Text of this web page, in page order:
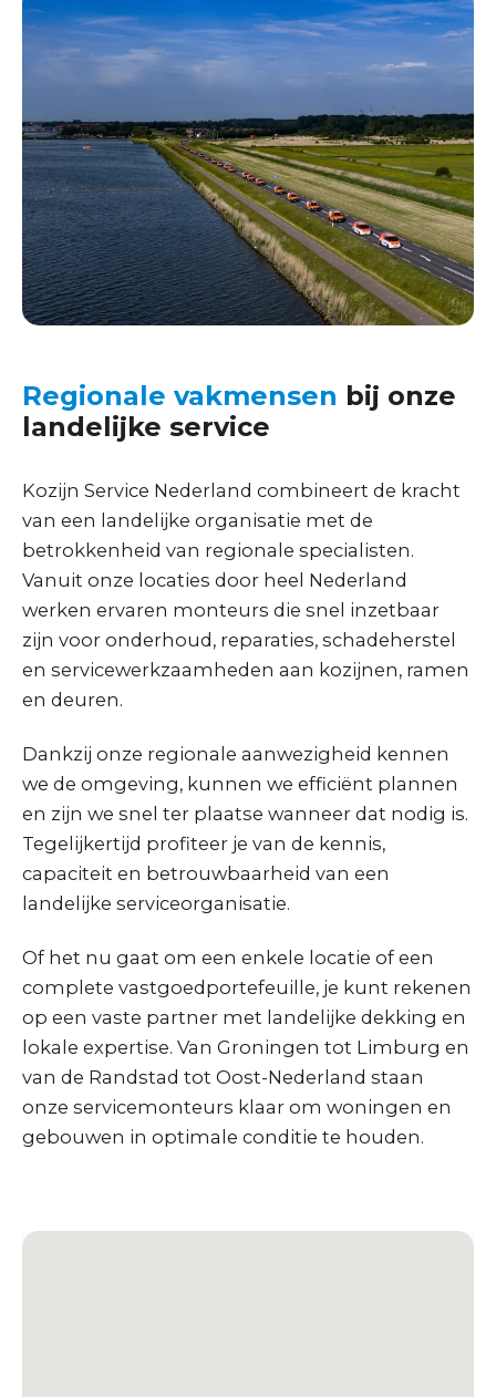
Regionale vakmensen bij onze
landelijke service
Kozijn Service Nederland combineert de kracht
van een landelijke organisatie met de
betrokkenheid van regionale specialisten.
Vanuit onze locaties door heel Nederland
werken ervaren monteurs die snel inzetbaar
zijn voor onderhoud, reparaties, schadeherstel
en servicewerkzaamheden aan kozijnen, ramen
en deuren.
Dankzij onze regionale aanwezigheid kennen
we de omgeving, kunnen we efficiënt plannen
en zijn we snel ter plaatse wanneer dat nodig is.
Tegelijkertijd profiteer je van de kennis,
capaciteit en betrouwbaarheid van een
landelijke serviceorganisatie.
Of het nu gaat om een enkele locatie of een
complete vastgoedportefeuille, je kunt rekenen
op een vaste partner met landelijke dekking en
lokale expertise. Van Groningen tot Limburg en
van de Randstad tot Oost-Nederland staan
onze servicemonteurs klaar om woningen en
gebouwen in optimale conditie te houden.